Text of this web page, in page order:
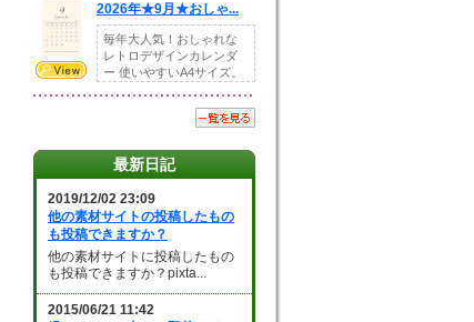
2026年★9月★おしゃ...
毎年大人気！おしゃれな
レトロデザインカレンダ
ー 使いやすいA4サイズ。
最新日記
2019/12/02 23:09
他の素材サイトの投稿したもの
も投稿できますか？
他の素材サイトに投稿したもの
も投稿できますか？pixta...
2015/06/21 11:42